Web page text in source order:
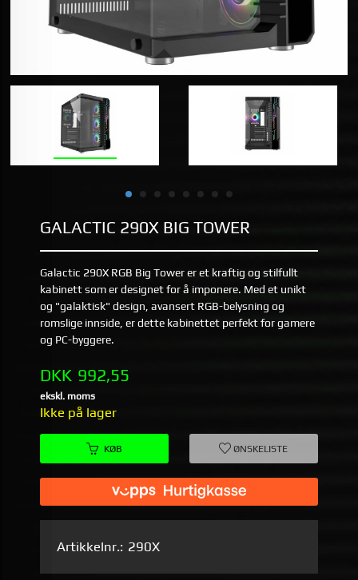
GALACTIC 290X BIG TOWER
Galactic 290X RGB Big Tower er et kraftig og stilfullt
kabinett som er designet for å imponere. Med et unikt
og "galaktisk" design, avansert RGB-belysning og
romslige innside, er dette kabinettet perfekt for gamere
og PC-byggere.
Pris
DKK 992,55
ekskl. moms
Ikke på lager
KØB ØNSKELISTE
Artikkelnr.: 290X